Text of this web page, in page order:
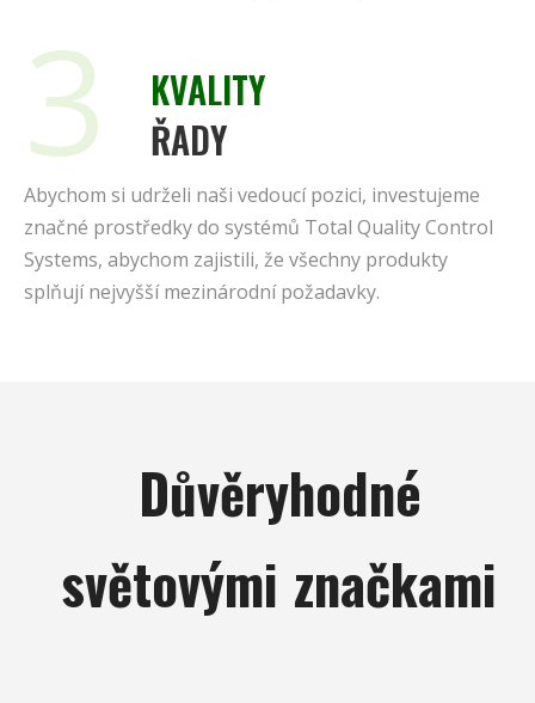
3
KVALITY
ŘADY
Abychom si udrželi naši vedoucí pozici, investujeme
značné prostředky do systémů Total Quality Control
Systems, abychom zajistili, že všechny produkty
splňují nejvyšší mezinárodní požadavky.
Důvěryhodné
světovými značkami